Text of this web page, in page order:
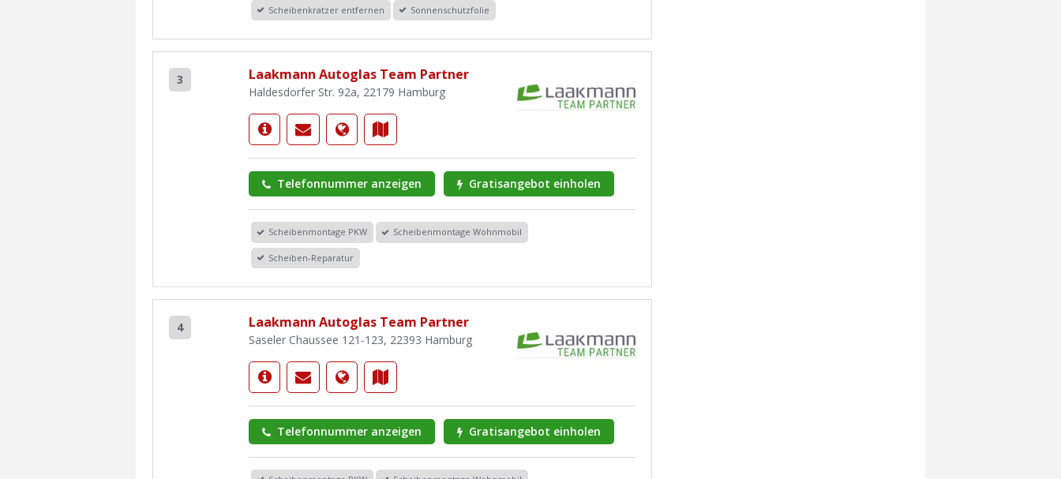
Scheibenkratzer entfernen Sonnenschutzfolie
3 Laakmann Autoglas Team Partner
Haldesdorfer Str. 92a, 22179 Hamburg
Telefonnummer anzeigen Gratisangebot einholen
Scheibenmontage PKW Scheibenmontage Wohnmobil
Scheiben-Reparatur
4 Laakmann Autoglas Team Partner
Saseler Chaussee 121-123, 22393 Hamburg
Telefonnummer anzeigen Gratisangebot einholen